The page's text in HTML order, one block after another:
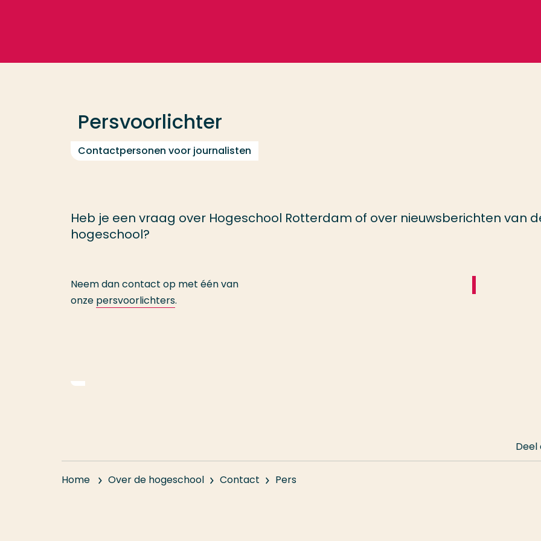
Persvoorlichter
Contactpersonen voor journalisten
Heb je een vraag over Hogeschool Rotterdam of over nieuwsberichten van
hogeschool?
Neem dan contact op met één van
onze persvoorlichters.
Home Over de hogeschool Contact Pers